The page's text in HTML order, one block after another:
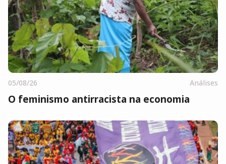
05/08/26 Análises
O feminismo antirracista na economia